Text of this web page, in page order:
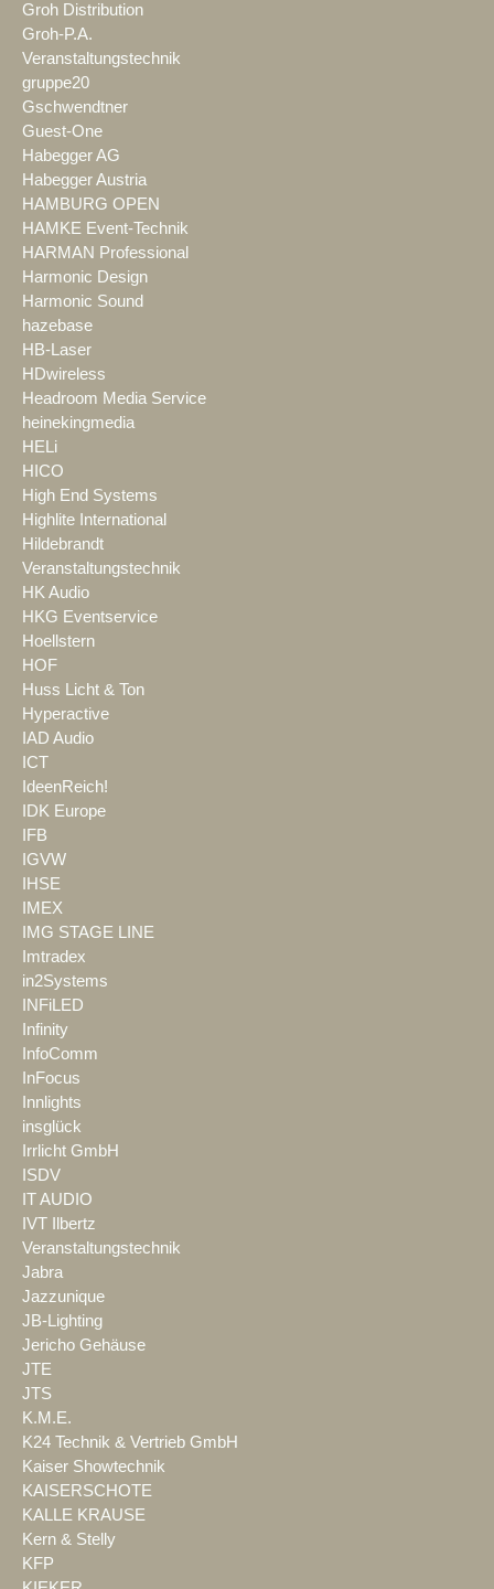
Groh Distribution
Groh-P.A.
Veranstaltungstechnik
gruppe20
Gschwendtner
Guest-One
Habegger AG
Habegger Austria
HAMBURG OPEN
HAMKE Event-Technik
HARMAN Professional
Harmonic Design
Harmonic Sound
hazebase
HB-Laser
HDwireless
Headroom Media Service
heinekingmedia
HELi
HICO
High End Systems
Highlite International
Hildebrandt
Veranstaltungstechnik
HK Audio
HKG Eventservice
Hoellstern
HOF
Huss Licht & Ton
Hyperactive
IAD Audio
ICT
IdeenReich!
IDK Europe
IFB
IGVW
IHSE
IMEX
IMG STAGE LINE
Imtradex
in2Systems
INFiLED
Infinity
InfoComm
InFocus
Innlights
insglück
Irrlicht GmbH
ISDV
IT AUDIO
IVT Ilbertz
Veranstaltungstechnik
Jabra
Jazzunique
JB-Lighting
Jericho Gehäuse
JTE
JTS
K.M.E.
K24 Technik & Vertrieb GmbH
Kaiser Showtechnik
KAISERSCHOTE
KALLE KRAUSE
Kern & Stelly
KFP